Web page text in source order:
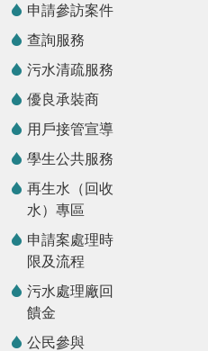
申請參訪案件
查詢服務
污水清疏服務
優良承裝商
用戶接管宣導
學生公共服務
再生水（回收
水）專區
申請案處理時
限及流程
污水處理廠回
饋金
公民參與